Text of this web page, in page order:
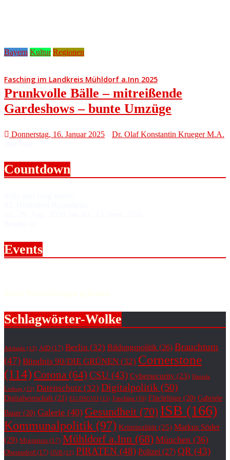
Bayern Kultur Regionen
Fasching im Landkreis Mühldorf a.Inn 2025
Prunkvolle Bälle – mitreißende
Gardeshows – bunte Umzüge
Donnerstag, 16. Januar 2025
Dr. Olaf Konstantin Krueger M.A.
Countdown
Events
Keine Veranstaltungen gefunden.
Schlagwörter-Wolke
Adelaide (13) AfD (17) Berlin (32) Bildungspolitik (26) Brauchtum
(47) Bündnis 90/DIE GRÜNEN (32) Cornerstone
(114) Corona (64) CSU (43) Cybersecurity (23) Daniela
Ludwig (12) Datenschutz (32) Digitalpolitik (50)
Digitalwirtschaft (21) EU-DSGVO (13) Fasching (16) Flüchtlinge (20) Gabriele
Bauer (20) Galerie (40) Gesundheit (70) ISB (166)
Kommunalpolitik (97) Kriminalität (25) Markus Söder
(29) Migration (17) Mühldorf a.Inn (68) München (36)
Oberaudorf(17) OVB (12) PIRATEN (48) Polizei (27) QR (43)